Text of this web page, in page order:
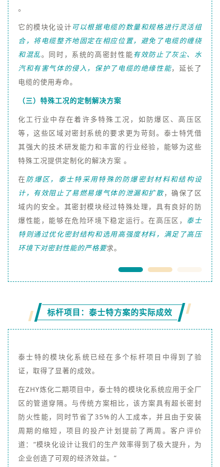
。
它的模块化设计可以根据电缆的数量和规格进行灵活组
合，将电缆整齐地固定在相应位置，避免了电缆的缠绕
和混乱。同时，系统的高密封性能有效防止了灰尘、水
汽和有害气体的侵入，保护了电缆的绝缘性能，延长了
电缆的使用寿命。
（三）特殊工况的定制解决方案
化工行业中存在着许多特殊工况，如防爆区、高压区
等，这些区域对密封系统的要求更为苛刻。泰士特凭借
其强大的技术研发能力和丰富的行业经验，能够为这些
特殊工况提供定制化的解决方案 。
在 防爆区，泰士特采用特殊的防爆密封材料和结构设
计，有效阻止了易燃易爆气体的泄漏和扩散，确保了区
域内的安全。其密封模块经过特殊处理，具有良好的防
爆性能，能够在危险环境下稳定运行。在高压区， 泰士
特则通过优化密封结构和选用高强度材料，满足了高压
环境下对密封性能的严格要求。
标杆项目：泰士特方案的实际成效
泰士特的模块化系统已经在多个标杆项目中得到了验
证，取得了显著的成效。
在ZHY炼化二期项目中，泰士特的模块化系统应用于全厂
区的管道穿隔。与传统方案相比，该方案具有超长密封
防火性能，同时节省了35%的人工成本，并且由于安装
周期的缩短，项目的投产计划提前了两周。客户评价
道：“模块化设计让我们的生产效率得到了极大提升，为
企业创造了可观的经济效益。”